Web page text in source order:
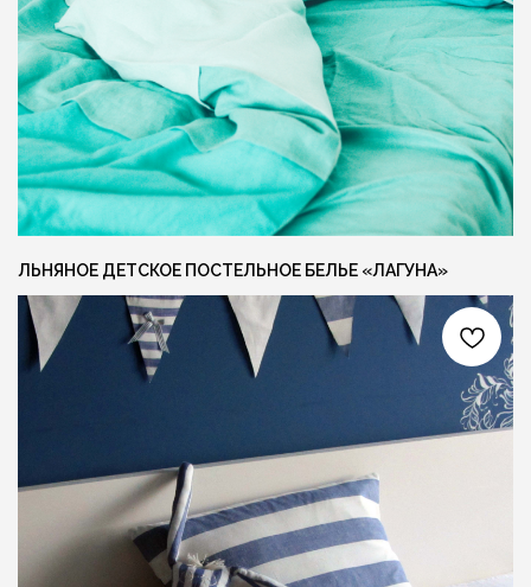
ЛЬНЯНОЕ ДЕТСКОЕ ПОСТЕЛЬНОЕ БЕЛЬЕ «ЛАГУНА»
VKONTAKTE
PINTEREST
TELEGRAM
INSTAGRAM
INFO@FLAXECO.COM
+375 (29) 623 41 51